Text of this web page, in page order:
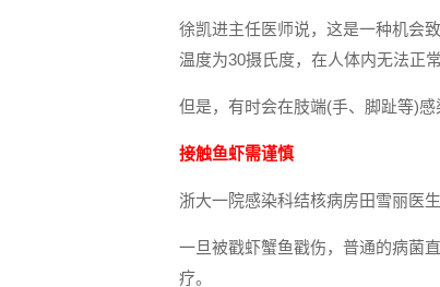
徐凯进主任医师说，这是一种机会
温度为30摄氏度，在人体内无法正
但是，有时会在肢端(手、脚趾等)
接触鱼虾需谨慎
浙大一院感染科结核病房田雪丽
一旦被戳虾蟹鱼戳伤，普通的病菌
疗。